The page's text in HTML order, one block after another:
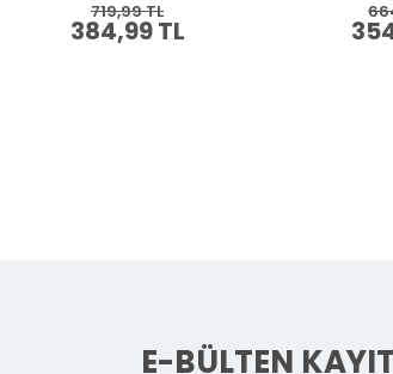
384,99 TL
719,99 TL
E-BÜLTEN KAYIT